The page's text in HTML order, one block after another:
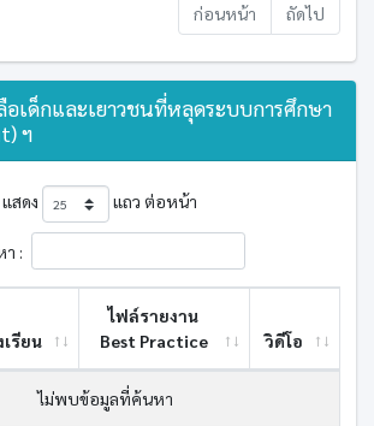
ก่อนหน้า
ถัดไป
เด็กและเยาวชนที่หลุดระบบการศึกษา
ฯ
แสดง แถว ต่อหน้า
:
เรียน
ไฟล์รายงาน
Best ​Practice
วิดีโอ
ไม่พบข้อมูลที่ค้นหา